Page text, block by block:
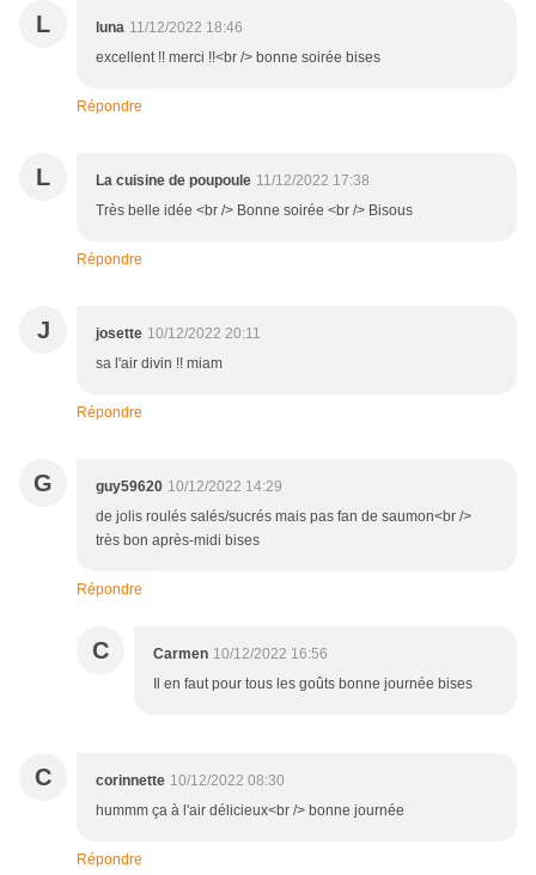
L luna 11/12/2022 18:46
excellent !! merci !!<br /> bonne soirée bises
Répondre
L La cuisine de poupoule 11/12/2022 17:38
Très belle idée <br /> Bonne soirée <br /> Bisous
Répondre
J josette 10/12/2022 20:11
sa l'air divin !! miam
Répondre
G guy59620 10/12/2022 14:29
de jolis roulés salés/sucrés mais pas fan de saumon<br />
très bon après-midi bises
Répondre
C Carmen 10/12/2022 16:56
Il en faut pour tous les goûts bonne journée bises
C corinnette 10/12/2022 08:30
hummm ça à l'air délicieux<br /> bonne journée
Répondre